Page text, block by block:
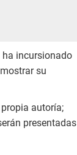
incursionado
su
autoría;
presentadas